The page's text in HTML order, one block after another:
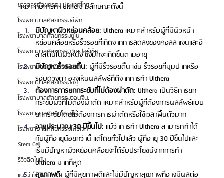
ข่าวสารศัลยกรรม ประเทศไทย
โรงพยาบาลศัลยกรรมอีพิก
โรงพยาบาลศัลยกรรมยูโน
โรงพยาบาลศัลยกรรมวันเปอร์เซ็น
โรงพยาบาลศัลยกรรมเอบี
โรงพยาบาลศัลยกรรมอียู
โรงพยาบาลศัลยกรรมวอนจิน
โรงพยาบาลศัลยกรรมอูรี
โรงพยาบาลศัลยกรรมไพรเวท
Stem Cell
รีวิวฉีดไขมัน
แนะนำโรงพยาบาล
เหมาะกับการทำ Ulthera มีลักษณะดังนี้
มีปัญหาผิวหย่อนคล้อย: Ulthera เหมาะสำหรับผู้ที่มีผิวหน้า
หย่อนคล้อยหรือริ้วรอยที่เกิดจากการลดลงของคอลลาเจนและอิ
ลาสตินในผิวหนัง ซึ่งมักจะเกิดขึ้นตามอายุ
มีปัญหาริ้วรอยตื้น: ผู้ที่มีริ้วรอยตื้น เช่น ริ้วรอยที่มุมปากหรือ
รอบดวงตา อาจเห็นผลลัพธ์ที่ดีจากการทำ Ulthera
ต้องการการยกกระชับที่ไม่ต้องผ่าตัด: Ulthera เป็นวิธีการยก
กระชับผิวที่ไม่ต้องผ่าตัด เหมาะสำหรับผู้ที่ต้องการผลลัพธ์แบบ
ยกกระชับโดยไม่ต้องการการผ่าตัดหรือใช้เวลาฟื้นตัวมาก
อายุประมาณ 30 ปีขึ้นไป: แม้ว่าการทำ Ulthera สามารถทำได้
กับผู้ที่อายุน้อยกว่านี้ แต่โดยทั่วไปแล้ว ผู้ที่อายุ 30 ปีขึ้นไปและ
เริ่มมีปัญหาผิวหย่อนคล้อยจะได้รับประโยชน์จากการทำ
Ulthera มากที่สุด
สุขภาพดี: ผู้ที่มีสุขภาพดีและไม่มีปัญหาสุขภาพที่อาจมีผลต่อ